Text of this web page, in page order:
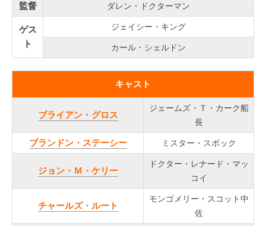
監督 ダレン・ドクターマン
ゲス
ト
ジェイシー・キング
カール・シェルドン
キャスト
ブライアン・グロス
ジェームズ・Ｔ・カーク船
長
ブランドン・ステーシー ミスター・スポック
ジョン・Ｍ・ケリー
ドクター・レナード・マッ
コイ
チャールズ・ルート
モンゴメリー・スコット中
佐